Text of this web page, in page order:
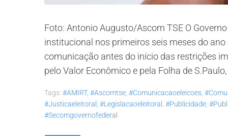
Foto: Antonio Augusto/Ascom TSE O
institucional nos primeiros seis meses do
comunicação antes do início das restrições
pelo Valor Econômico e pela Folha de
Tags: #AMIRT, #ascomtse #comunicacaoeleicoes
#justicaeleitoral
#legislacaoeleitoral #publicidade
#secomgovernofederal